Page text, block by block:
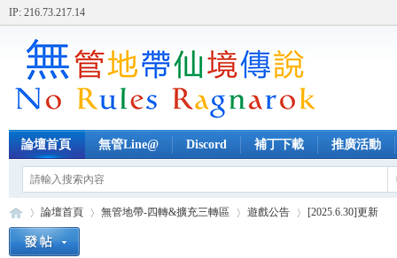
IP: 216.73.217.14
論壇首頁 無管Line@ Discord 補丁下載 推廣活動
論壇首頁 無管地帶-四轉&擴充三轉區 遊戲公告 [2025.6.30]更新